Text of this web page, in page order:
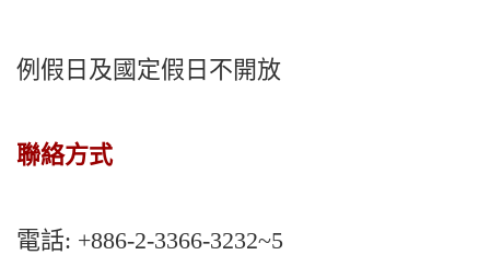
例假日及國定假日不開放
聯絡方式
電話: +886-2-3366-3232~5